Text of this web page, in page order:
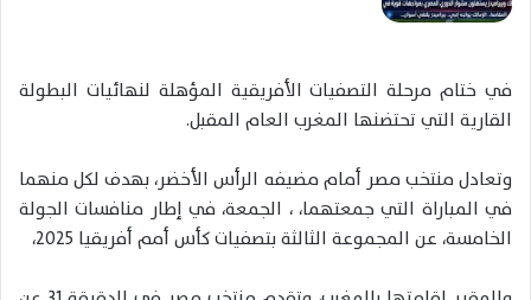
في ختام مرحلة التصفيات الأفريقية المؤهلة لنهائيات البطولة
القارية التي تحتضنها المغرب العام المقبل.
وتعادل منتخب مصر أمام مضيفه الرأس الأخضر، بهدف لكل منهما
في المباراة التي جمعتهما، ، الجمعة، في إطار منافسات الجولة
الخامسة، عن المجموعة الثالثة بتصفيات كأس أمم أفريقيا 2025،